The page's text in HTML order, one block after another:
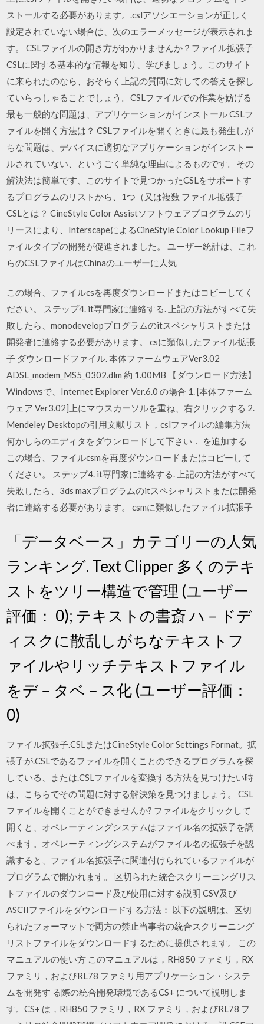
ストールする必要があります。.cslアソシエーションが正しく
設定されていない場合は、次のエラーメッセージが表示されま
す。 CSLファイルの開き方がわかりませんか？ファイル拡張子
CSLに関する基本的な情報を知り、学びましょう。このサイト
に来られたのなら、おそらく上記の質問に対しての答えを探し
ていらっしゃることでしょう。CSLファイルでの作業を妨げる
最も一般的な問題は、アプリケーションがインストール CSLフ
ァイルを開く方法は？ CSLファイルを開くときに最も発生しが
ちな問題は、デバイスに適切なアプリケーションがインストー
ルされていない、というごく単純な理由によるものです。その
解決法は簡単です、このサイトで見つかったCSLをサポートす
るプログラムのリストから、1つ（又は複数 ファイル拡張子
CSLとは？ CineStyle Color Assistソフトウェアプログラムのリ
リースにより、InterscapeによるCineStyle Color Lookup Fileフ
ァイルタイプの開発が促進されました。 ユーザー統計は、これ
らのCSLファイルはChinaのユーザーに人気
この場合、ファイルcsを再度ダウンロードまたはコピーしてく
ださい。 ステップ4. it専門家に連絡する. 上記の方法がすべて失
敗したら、monodevelopプログラムのitスペシャリストまたは
開発者に連絡する必要があります。 csに類似したファイル拡張
子 ダウンロードファイル. 本体ファームウェアVer3.02
ADSL_modem_MS5_0302.dlm 約 1.00MB 【ダウンロード方法】
Windowsで、Internet Explorer Ver.6.0 の場合 1. [本体ファーム
ウェア Ver3.02]上にマウスカーソルを重ね、右クリックする 2.
Mendeley Desktopの引用文献リスト，cslファイルの編集方法
何かしらのエディタをダウンロードして下さい． を追加する
この場合、ファイルcsmを再度ダウンロードまたはコピーして
ください。 ステップ4. it専門家に連絡する. 上記の方法がすべて
失敗したら、3ds maxプログラムのitスペシャリストまたは開発
者に連絡する必要があります。 csmに類似したファイル拡張子
「データベース」カテゴリーの人気
ランキング. Text Clipper 多くのテキ
ストをツリー構造で管理 (ユーザー
評価： 0); テキストの書斎 ハ－ドデ
ィスクに散乱しがちなテキストフ
ァイルやリッチテキストファイル
をデ－タベ－ス化 (ユーザー評価：
0)
ファイル拡張子.CSLまたはCineStyle Color Settings Format。拡
張子が.CSLであるファイルを開くことのできるプログラムを探
している、または.CSLファイルを変換する方法を見つけたい時
は、こちらでその問題に対する解決策を見つけましょう。 CSL
ファイルを開くことができませんか? ファイルをクリックして
開くと、オペレーティングシステムはファイル名の拡張子を調
べます。オペレーティングシステムがファイル名の拡張子を認
識すると、ファイル名拡張子に関連付けられているファイルが
プログラムで開かれます。 区切られた統合スクリーニングリス
トファイルのダウンロード及び使用に対する説明 CSV及び
ASCIIファイルをダウンロードする方法： 以下の説明は、区切
られたフォーマットで両方の禁止当事者の統合スクリーニング
リストファイルをダウンロードするために提供されます。 この
マニュアルの使い方 このマニュアルは，RH850 ファミリ，RX
ファミリ，およびRL78 ファミリ用アプリケーション・システ
ムを開発す る際の統合開発環境であるCS+ について説明しま
す。CS+ は，RH850 ファミリ，RX ファミリ，およびRL78 フ